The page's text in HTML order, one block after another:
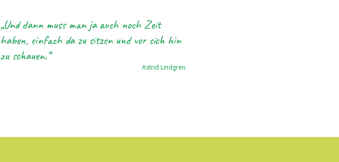
„Und dann muss man ja auch noch Zeit
haben, einfach da zu sitzen und vor sich hin
zu schauen.“
Astrid Lindgren